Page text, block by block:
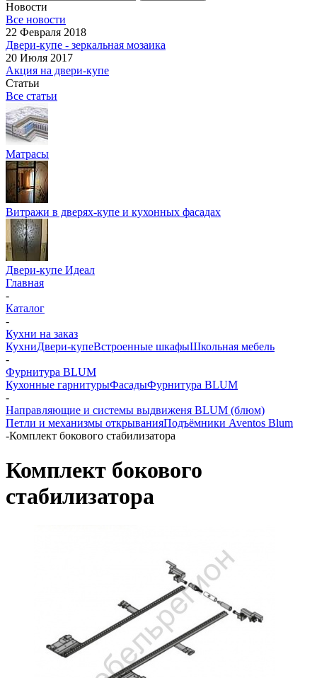
Новости
Все новости
22 Февраля 2018
Двери-купе - зеркальная мозаика
20 Июля 2017
Акция на двери-купе
Статьи
Все статьи
Матрасы
Витражи в дверях-купе и кухонных фасадах
Двери-купе Идеал
Главная
-
Каталог
-
Кухни на заказ
КухниДвери-купеВстроенные шкафыШкольная мебель
-
Фурнитура BLUM
Кухонные гарнитурыФасадыФурнитура BLUM
-
Направляющие и системы выдвиженя BLUM (блюм)
Петли и механизмы открыванияПодъёмники Aventos Blum
-Комплект бокового стабилизатора
Комплект бокового
стабилизатора